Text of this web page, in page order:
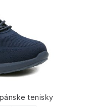
tenisky